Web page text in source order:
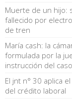
Muerte de un hijo:
fallecido por
de tren
María cash: la
formulada por la
instrucción del caso
El jnt n° 30 aplica
del crédito laboral